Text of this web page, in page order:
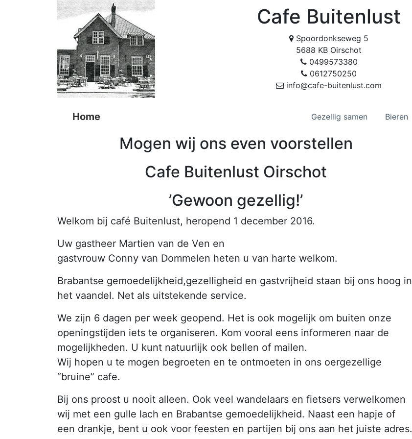
Cafe Buitenlust
Spoordonkseweg 5
5688 KB Oirschot
0499573380
0612750250
info@cafe-buitenlust.com
Home Gezellig samen Bieren
Mogen wij ons even voorstellen
Cafe Buitenlust Oirschot
’Gewoon gezellig!’
Welkom bij café Buitenlust, heropend 1 december 2016.
Uw gastheer Martien van de Ven en
gastvrouw Conny van Dommelen heten u van harte welkom.
Brabantse gemoedelijkheid,gezelligheid en gastvrijheid staan bij ons hoog in
het vaandel. Net als uitstekende service.
We zijn 6 dagen per week geopend. Het is ook mogelijk om buiten onze
openingstijden iets te organiseren. Kom vooral eens informeren naar de
mogelijkheden. U kunt natuurlijk ook bellen of mailen.
Wij hopen u te mogen begroeten en te ontmoeten in ons oergezellige
“bruine” cafe.
Bij ons proost u nooit alleen. Ook veel wandelaars en fietsers verwelkomen
wij met een gulle lach en Brabantse gemoedelijkheid. Naast een hapje of
een drankje, bent u ook voor feesten en partijen bij ons aan het juiste adres.